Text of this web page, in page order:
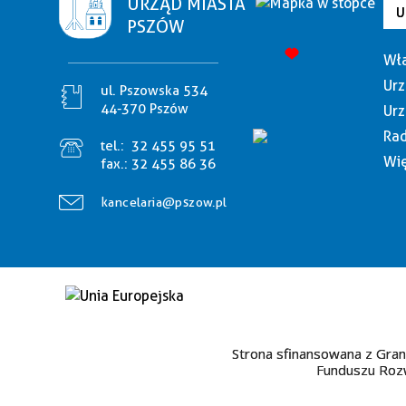
PSZÓW
ul. Pszowska 534
44-370 Pszów
tel.: 32 455 95 51
fax.: 32 455 86 36
kancelaria@pszow.pl
Strona sfinansowana z
Funduszu